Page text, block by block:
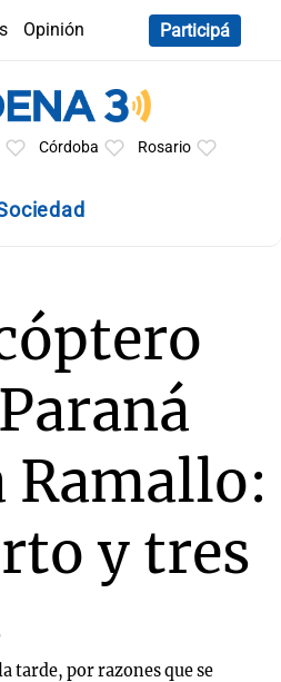
Opinión
Participá
Córdoba Rosario
Ramallo:
y tres
tarde, por razones que se